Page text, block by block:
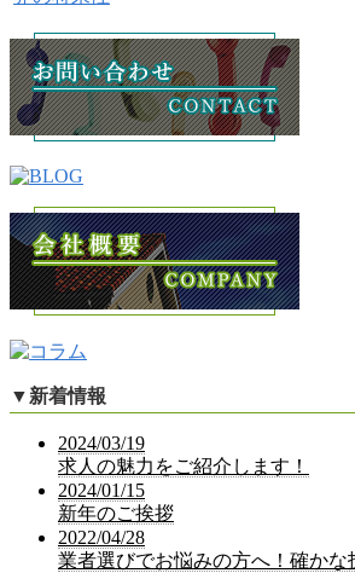
▼ 新着情報
2024/03/19
求人の魅力をご紹介します！
2024/01/15
新年のご挨拶
2022/04/28
業者選びでお悩みの方へ！確かな